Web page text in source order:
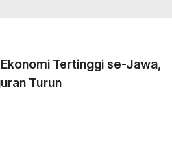
Tertinggi se-Jawa,
Turun